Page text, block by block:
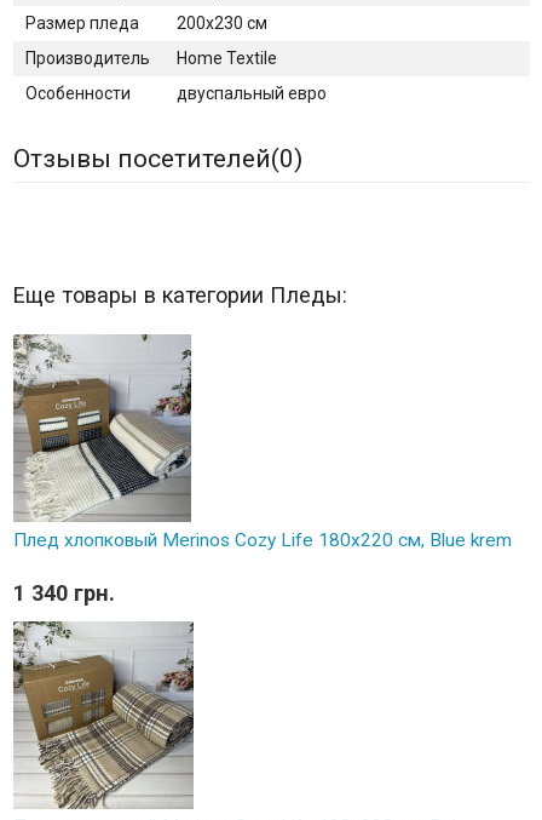
Размер пледа
200х230 см
Производитель
Home Textile
Особенности
двуспальный евро
Отзывы посетителей(0)
Еще товары в категории Пледы:
Плед хлопковый Merinos Cozy Life 180x220 см, Blue krem
1 340 грн.